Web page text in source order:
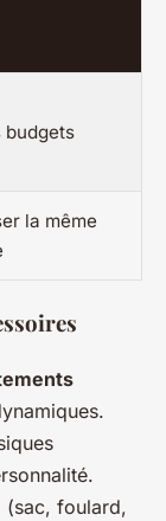
budgets
la même
(sac, foulard,